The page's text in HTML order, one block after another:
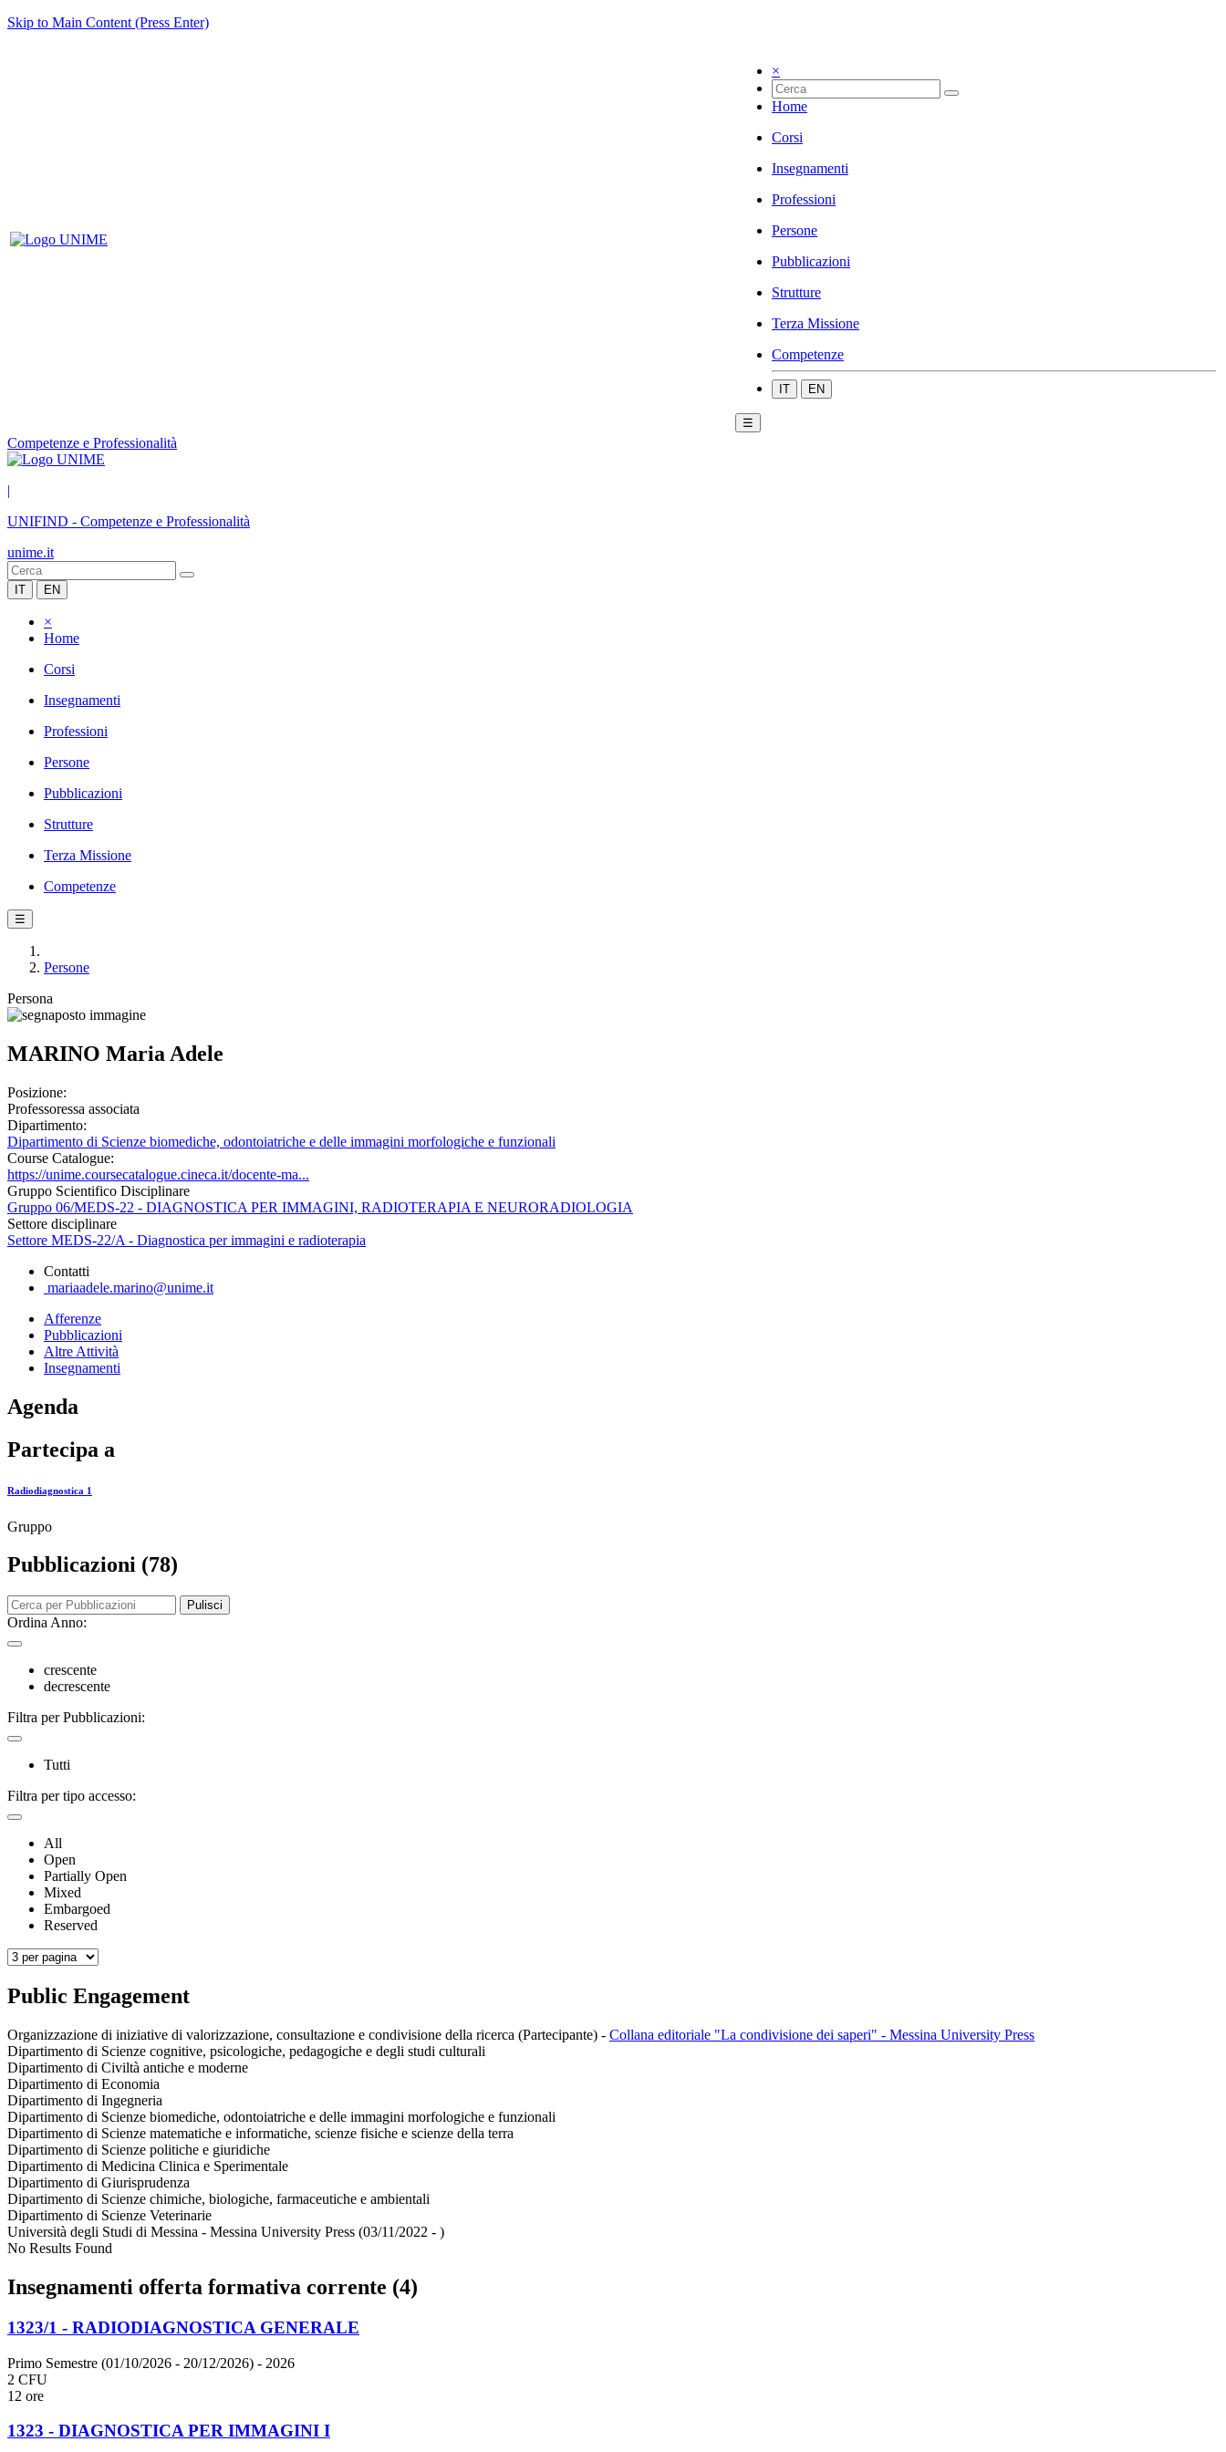
Skip to Main Content (Press Enter)
×
Home
Corsi
Insegnamenti
Professioni
Persone
Pubblicazioni
Strutture
Terza Missione
Competenze
IT EN
☰
Competenze e Professionalità
|
UNIFIND - Competenze e Professionalità
unime.it
IT EN
×
Home
Corsi
Insegnamenti
Professioni
Persone
Pubblicazioni
Strutture
Terza Missione
Competenze
☰
Persone
Persona
MARINO Maria Adele
Posizione:
Professoressa associata
Dipartimento:
Dipartimento di Scienze biomediche, odontoiatriche e delle immagini morfologiche e funzionali
Course Catalogue:
https://unime.coursecatalogue.cineca.it/docente-ma...
Gruppo Scientifico Disciplinare
Gruppo 06/MEDS-22 - DIAGNOSTICA PER IMMAGINI, RADIOTERAPIA E NEURORADIOLOGIA
Settore disciplinare
Settore MEDS-22/A - Diagnostica per immagini e radioterapia
Contatti
mariaadele.marino@unime.it
Afferenze
Pubblicazioni
Altre Attività
Insegnamenti
Agenda
Partecipa a
Radiodiagnostica 1
Gruppo
Pubblicazioni (78)
Pulisci
Ordina Anno:
crescente
decrescente
Filtra per Pubblicazioni:
Tutti
Filtra per tipo accesso:
All
Open
Partially Open
Mixed
Embargoed
Reserved
Public Engagement
Organizzazione di iniziative di valorizzazione, consultazione e condivisione della ricerca (Partecipante) - Collana editoriale "La condivisione dei saperi" - Messina University Press
Dipartimento di Scienze cognitive, psicologiche, pedagogiche e degli studi culturali
Dipartimento di Civiltà antiche e moderne
Dipartimento di Economia
Dipartimento di Ingegneria
Dipartimento di Scienze biomediche, odontoiatriche e delle immagini morfologiche e funzionali
Dipartimento di Scienze matematiche e informatiche, scienze fisiche e scienze della terra
Dipartimento di Scienze politiche e giuridiche
Dipartimento di Medicina Clinica e Sperimentale
Dipartimento di Giurisprudenza
Dipartimento di Scienze chimiche, biologiche, farmaceutiche e ambientali
Dipartimento di Scienze Veterinarie
Università degli Studi di Messina - Messina University Press (03/11/2022 - )
No Results Found
Insegnamenti offerta formativa corrente (4)
1323/1 - RADIODIAGNOSTICA GENERALE
Primo Semestre (01/10/2026 - 20/12/2026) - 2026
2 CFU
12 ore
1323 - DIAGNOSTICA PER IMMAGINI I